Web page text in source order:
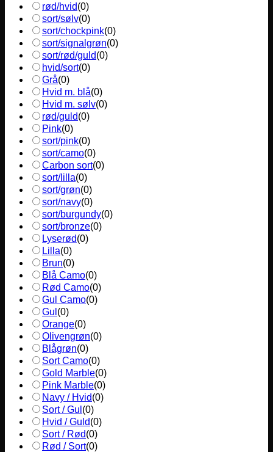
rød/hvid(0)
sort/sølv(0)
sort/chockpink(0)
sort/signalgrøn(0)
sort/rød/guld(0)
hvid/sort(0)
Grå(0)
Hvid m. blå(0)
Hvid m. sølv(0)
rød/guld(0)
Pink(0)
sort/pink(0)
sort/camo(0)
Carbon sort(0)
sort/lilla(0)
sort/grøn(0)
sort/navy(0)
sort/burgundy(0)
sort/bronze(0)
Lyserød(0)
Lilla(0)
Brun(0)
Blå Camo(0)
Rød Camo(0)
Gul Camo(0)
Gul (0)
Orange(0)
Olivengrøn(0)
Blågrøn(0)
Sort Camo(0)
Gold Marble(0)
Pink Marble(0)
Navy / Hvid(0)
Sort / Gul (0)
Hvid / Guld(0)
Sort / Rød(0)
Rød / Sort(0)